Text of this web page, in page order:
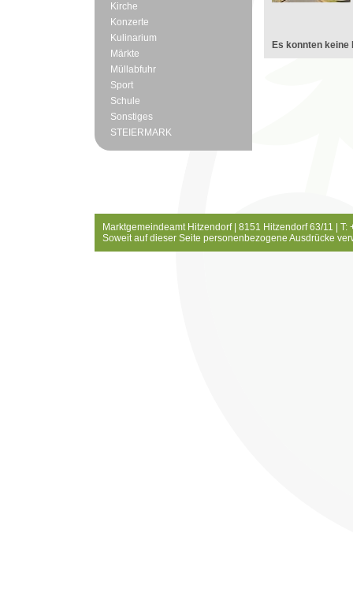
Kirche
Konzerte
Kulinarium
Märkte
Müllabfuhr
Sport
Schule
Sonstiges
STEIERMARK
Es konnten keine
Marktgemeindeamt Hitzendorf | 8151 Hitzendorf 63/11 |
Soweit auf dieser Seite personenbezogene Ausdrücke